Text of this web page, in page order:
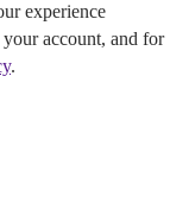
experience
account, and for
.